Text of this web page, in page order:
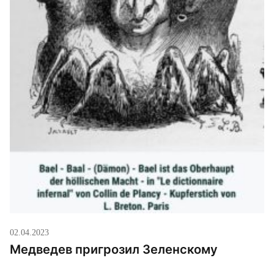
02.04.2023
Медведев пригрозил Зеленскому